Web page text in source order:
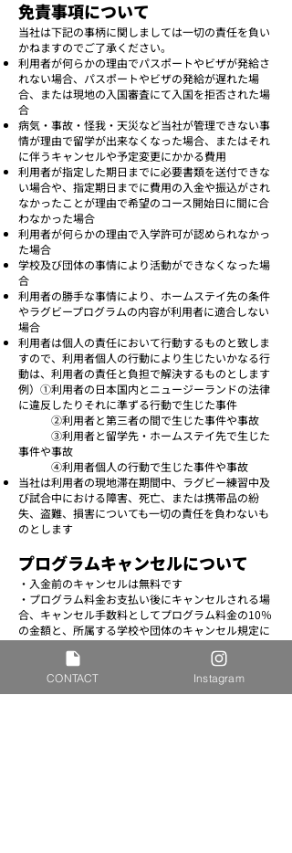
免責事項について
当社は下記の事柄に関しましては一切の責任を負い
かねますのでご了承ください。
利用者が何らかの理由でパスポートやビザが発給さ
れない場合、パスポートやビザの発給が遅れた場
合、または現地の入国審査にて入国を拒否された場
合
病気・事故・怪我・天災など当社が管理できない事
情が理由で留学が出来なくなった場合、またはそれ
に伴うキャンセルや予定変更にかかる費用
利用者が指定した期日までに必要書類を送付できな
い場合や、指定期日までに費用の入金や振込がされ
なかったことが理由で希望のコース開始日に間に合
わなかった場合
利用者が何らかの理由で入学許可が認められなかっ
た場合
学校及び団体の事情により活動ができなくなった場
合
利用者の勝手な事情により、ホームステイ先の条件
やラグビープログラムの内容が利用者に適合しない
場合
利用者は個人の責任において行動するものと致しま
すので、利用者個人の行動により生じたいかなる行
動は、利用者の責任と負担で解決するものとします
例）①利用者の日本国内とニュージーランドの法律
に違反したりそれに準ずる行動で生じた事件
②利用者と第三者の間で生じた事件や事故
③利用者と留学先・ホームステイ先で生じた
事件や事故
④利用者個人の行動で生じた事件や事故
当社は利用者の現地滞在期間中、ラグビー練習中及
び試合中における障害、死亡、または携帯品の紛
失、盗難、損害についても一切の責任を負わないも
のとします
プログラムキャンセルについて
・入金前のキャンセルは無料です​
・プログラム料金お支払い後にキャンセルされる場
合、キャンセル手数料としてプログラム料金の10％
の金額と、所属する学校や団体のキャンセル規定に
準じたキャンセル料の合計額を返金致します。送金
手数料はお申込者の負担となりますのでご了承くだ
さい。
・プログラム開始後1週間が過ぎている場合、如何
CONTACT Instagram